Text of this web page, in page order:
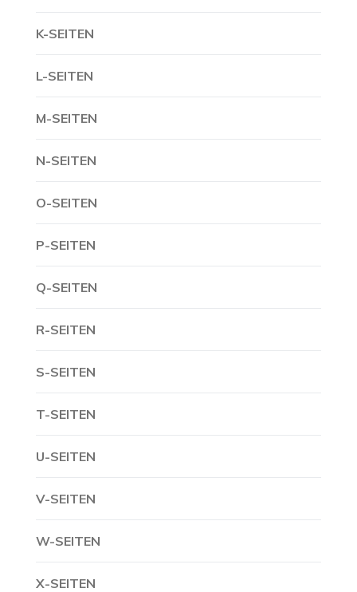
K-SEITEN
L-SEITEN
M-SEITEN
N-SEITEN
O-SEITEN
P-SEITEN
Q-SEITEN
R-SEITEN
S-SEITEN
T-SEITEN
U-SEITEN
V-SEITEN
W-SEITEN
X-SEITEN